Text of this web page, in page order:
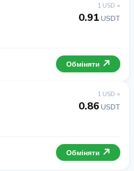
1 USD =
0.91 USDT
Обміняти
1 USD =
0.86 USDT
Обміняти